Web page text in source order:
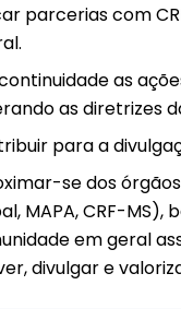
parcerias com
as
as diretrizes
para a
se dos
MAPA, CRF-
em geral
divulgar e